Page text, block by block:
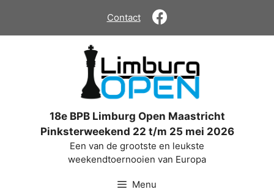
de
Contact
18e BPB Limburg Open Maastricht
Pinksterweekend 22 t/m 25 mei 2026
Een van de grootste en leukste
weekendtoernooien van Europa
Menu